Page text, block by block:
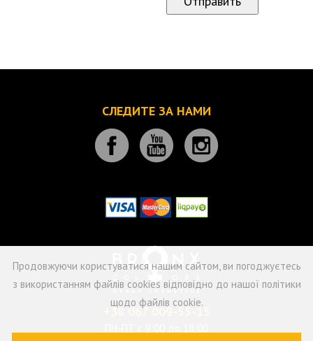
+38 067 009-55-15
СЛЕДИТЕ ЗА НАМИ
Продовжуючи користуватися нашим сайтом, ви погоджуєтесь
з використанням файлів cookies відповідно до нашої політики
щодо файлів cookie.